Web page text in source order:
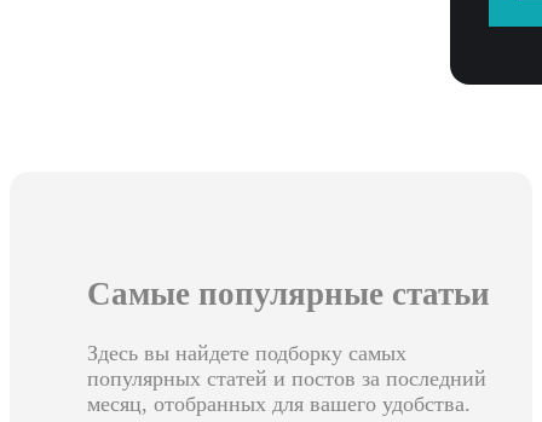
Самые популярные статьи
Здесь вы найдете подборку самых
популярных статей и постов за последний
месяц, отобранных для вашего удобства.